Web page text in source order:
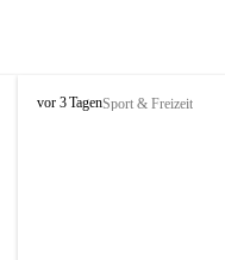
S
vor 3 TagenSport & Freizeit